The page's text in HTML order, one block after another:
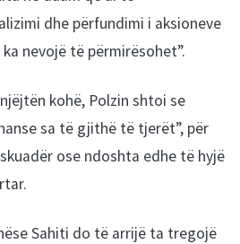
dhe përfundimi i aksioneve
nevojë të përmirësohet”.
kohë, Polzin shtoi se
sa të gjithë të tjerët”, për
ose ndoshta edhe të hyjë
Sahiti do të arrijë ta tregojë